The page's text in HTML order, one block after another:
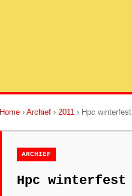
Home › Archief › 2011 › Hpc winterfest
ARCHIEF
Hpc winterfest